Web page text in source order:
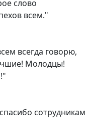
слово
всем."
всегда говорю,
Молодцы!
сотрудникам